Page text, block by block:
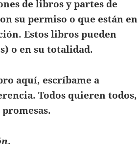
de libros y partes de
su permiso o que están en
Estos libros pueden
o en su totalidad.
aquí, escríbame a
Todos quieren todos,
.